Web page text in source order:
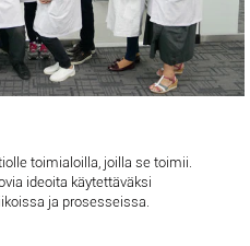
toimialoilla, joilla se toimii.
ideoita käytettäväksi
ja prosesseissa.